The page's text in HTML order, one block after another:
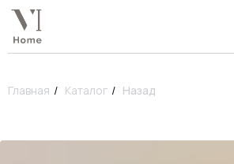
Главная / Каталог / Назад